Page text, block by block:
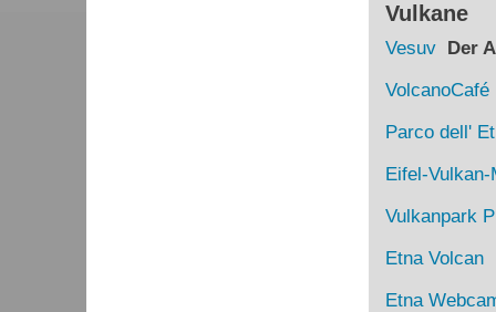
Vulkane
VesuvDer
VolcanoCafé
Parco dell'
Eifel-Vulkan-
Vulkanpark
Etna Volcan
Etna